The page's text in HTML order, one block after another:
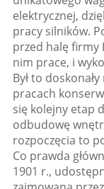
elektrycznej,
pracy silników.
przed halę firmy
nim prace, i
Był to
pracach
się kolejny etap
odbudowę
rozpoczęcia to
Co prawda
1901 r.,